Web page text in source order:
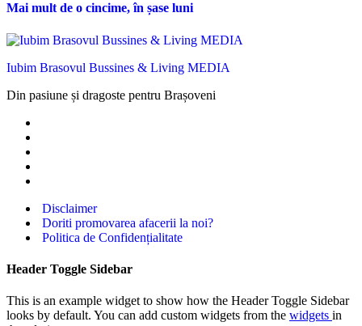
Mai mult de o cincime, în șase luni
Iubim Brasovul Bussines & Living MEDIA
Din pasiune și dragoste pentru Brașoveni
Disclaimer
Doriti promovarea afacerii la noi?
Politica de Confidențialitate
Header Toggle Sidebar
This is an example widget to show how the Header Toggle Sidebar
looks by default. You can add custom widgets from the widgets in